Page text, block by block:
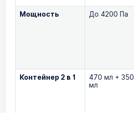
Мощность До 4200 Па
Контейнер 2 в 1
470 мл + 350
мл